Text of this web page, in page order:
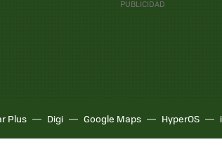
Plus Digi Google Maps HyperOS